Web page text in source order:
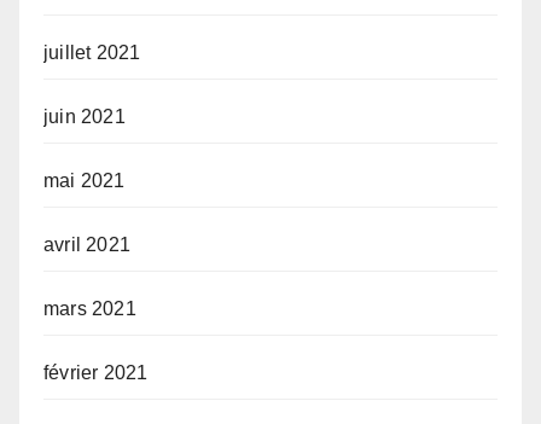
juillet 2021
juin 2021
mai 2021
avril 2021
mars 2021
février 2021